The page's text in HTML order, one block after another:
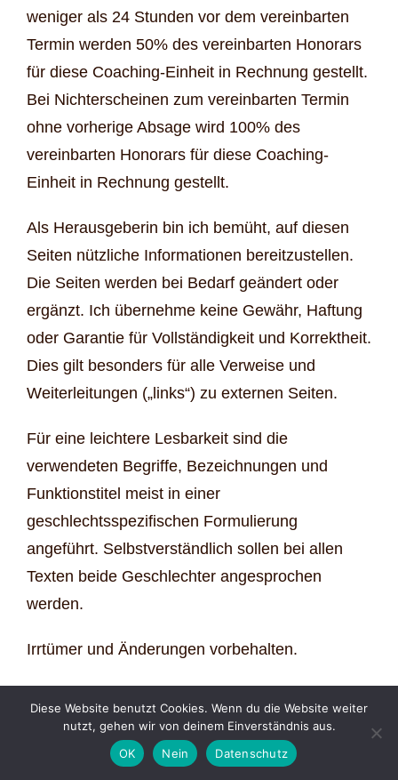
weniger als 24 Stunden vor dem vereinbarten
Termin werden 50% des vereinbarten Honorars
für diese Coaching-Einheit in Rechnung gestellt.
Bei Nichterscheinen zum vereinbarten Termin
ohne vorherige Absage wird 100% des
vereinbarten Honorars für diese Coaching-
Einheit in Rechnung gestellt.
Als Herausgeberin bin ich bemüht, auf diesen
Seiten nützliche Informationen bereitzustellen.
Die Seiten werden bei Bedarf geändert oder
ergänzt. Ich übernehme keine Gewähr, Haftung
oder Garantie für Vollständigkeit und Korrektheit.
Dies gilt besonders für alle Verweise und
Weiterleitungen („links“) zu externen Seiten.
Für eine leichtere Lesbarkeit sind die
verwendeten Begriffe, Bezeichnungen und
Funktionstitel meist in einer
geschlechtsspezifischen Formulierung
angeführt. Selbstverständlich sollen bei allen
Texten beide Geschlechter angesprochen
werden.
Irrtümer und Änderungen vorbehalten.
Diese Website benutzt Cookies. Wenn du die Website weiter
nutzt, gehen wir von deinem Einverständnis aus.
OK
Nein Datenschutz